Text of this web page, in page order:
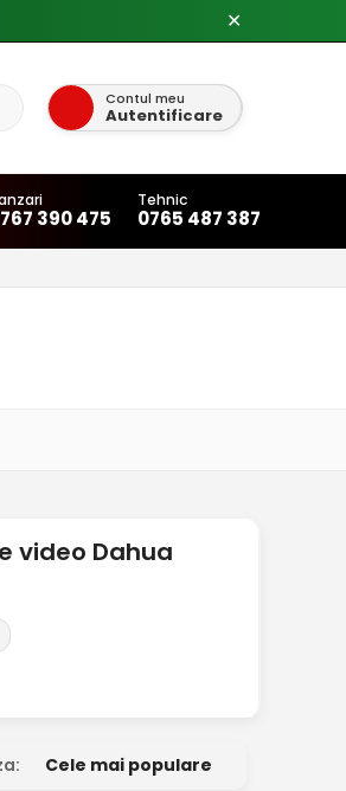
✕
Contul meu
Autentificare
390 475
Tehnic
0765 487 387
video Dahua
Cele mai populare